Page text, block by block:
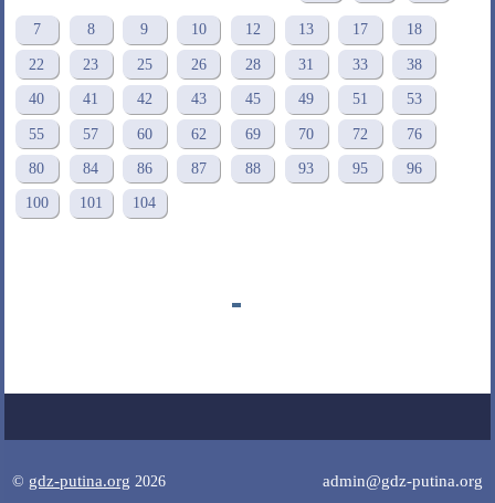
7 8 9 10 12 13 17 18
22 23 25 26 28 31 33 38
40 41 42 43 45 49 51 53
55 57 60 62 69 70 72 76
80 84 86 87 88 93 95 96
100 101 104
© gdz-putina.org 2026 admin@gdz-putina.org